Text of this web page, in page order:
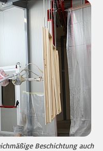
Beschichtung auch